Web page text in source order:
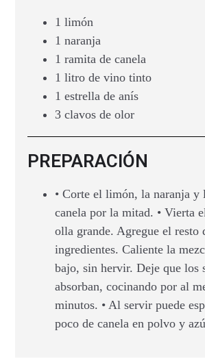
1 limón
1 naranja
1 ramita de canela
1 litro de vino tinto
1 estrella de anís
3 clavos de olor
PREPARACIÓN
• Corte el limón, la naranja y
canela por la mitad. • Vierta
olla grande. Agregue el resto
ingredientes. Caliente la
bajo, sin hervir. Deje que los
absorban, cocinando por al
minutos. • Al servir puede
poco de canela en polvo y